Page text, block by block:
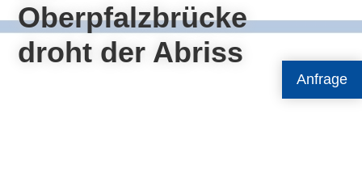
Anfrage
Oberpfalzbrücke
droht der Abriss